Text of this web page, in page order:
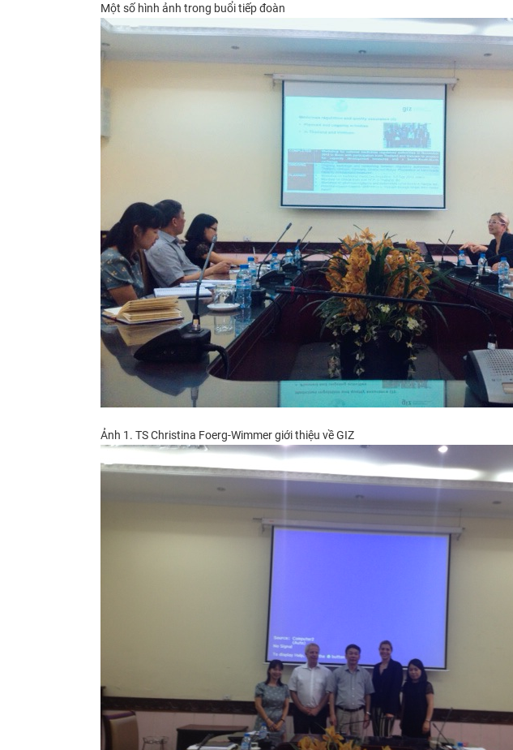
Một số hình ảnh trong buổi tiếp đoàn
Ảnh 1. TS Christina Foerg-Wimmer giới thiệu về GIZ